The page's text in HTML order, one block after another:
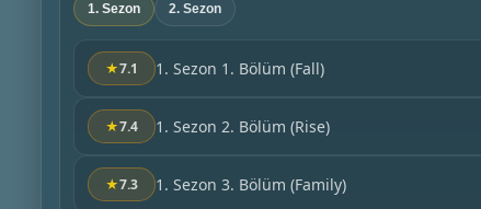
1. Sezon 2. Sezon
★7.1 1. Sezon 1. Bölüm (Fall)
★7.4 1. Sezon 2. Bölüm (Rise)
★7.3 1. Sezon 3. Bölüm (Family)